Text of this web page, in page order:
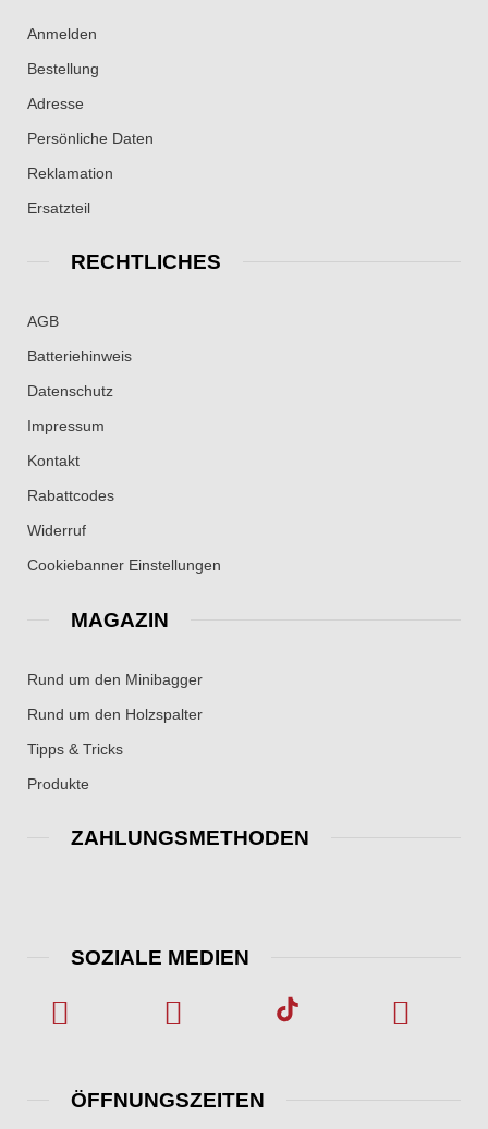
Anmelden
Bestellung
Adresse
Persönliche Daten
Reklamation
Ersatzteil
RECHTLICHES
AGB
Batteriehinweis
Datenschutz
Impressum
Kontakt
Rabattcodes
Widerruf
Cookiebanner Einstellungen
MAGAZIN
Rund um den Minibagger
Rund um den Holzspalter
Tipps & Tricks
Produkte
ZAHLUNGSMETHODEN
SOZIALE MEDIEN
ÖFFNUNGSZEITEN